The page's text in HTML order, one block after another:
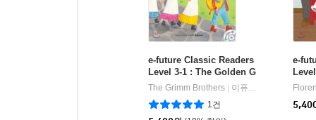
e-future Classic Readers
Level 3-1 : The Golden G
oose
The Grimm Brothers
이퓨쳐(e-future)
1건
e-
d